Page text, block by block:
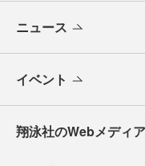
ニュース
イベント
翔泳社のWebメディア